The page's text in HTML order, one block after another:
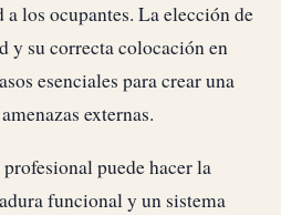
los ocupantes. La elección de
y su correcta colocación en
esenciales para crear una
externas.
puede hacer la
funcional y un sistema